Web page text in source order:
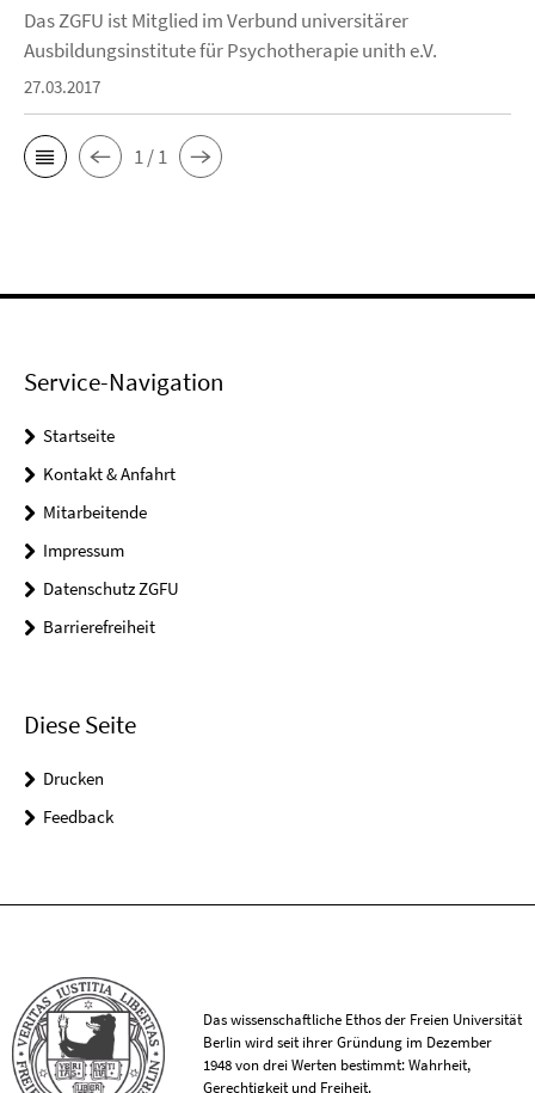
Das ZGFU ist Mitglied im Verbund universitärer
Ausbildungsinstitute für Psychotherapie unith e.V.
27.03.2017
1 / 1
Service-Navigation
Startseite
Kontakt & Anfahrt
Mitarbeitende
Impressum
Datenschutz ZGFU
Barrierefreiheit
Diese Seite
Drucken
Feedback
Das wissenschaftliche Ethos der Freien Universität
Berlin wird seit ihrer Gründung im Dezember
1948 von drei Werten bestimmt: Wahrheit,
Gerechtigkeit und Freiheit.